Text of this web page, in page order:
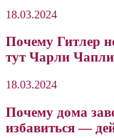
18.03.2024
Почему Гитлер
тут Чарли
18.03.2024
Почему дома
избавиться —